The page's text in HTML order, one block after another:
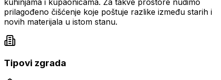
prilagođeno čišćenje koje poštuje razlike između starih i
novih materijala u istom stanu.
Tipovi zgrada